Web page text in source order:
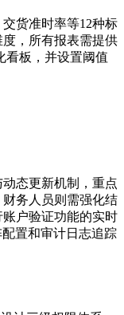
货准时率等12种标
，所有报表需提供
看板，并设置阈值
态更新机制，重点
务人员则需强化结
户验证功能的实时
置和审计日志追踪